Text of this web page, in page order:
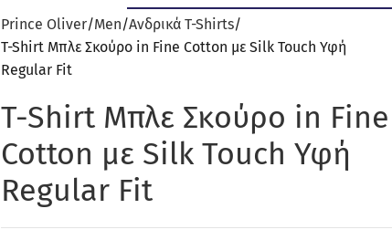
Prince Oliver Men Ανδρικά T-Shirts
T-Shirt Μπλε Σκούρο in Fine Cotton με Silk Touch Υφή
Regular Fit
T-Shirt Μπλε Σκούρο in Fine
Cotton με Silk Touch Υφή
Regular Fit